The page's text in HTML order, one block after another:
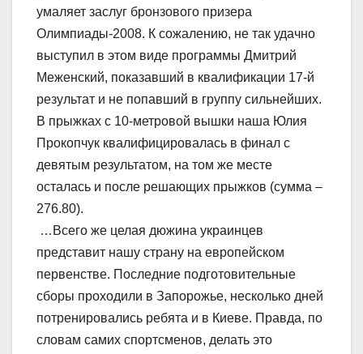
умаляет заслуг бронзового призера
Олимпиады-2008. К сожалению, не так удачно
выступил в этом виде программы Дмитрий
Меженский, показавший в квалификации 17-й
результат и не попавший в группу сильнейших.
В прыжках с 10-метровой вышки наша Юлия
Прокопчук квалифицировалась в финал с
девятым результатом, на том же месте
осталась и после решающих прыжков (сумма –
276.80).
…Всего же целая дюжина украинцев
представит нашу страну на европейском
первенстве. Последние подготовительные
сборы проходили в Запорожье, несколько дней
потренировались ребята и в Киеве. Правда, по
словам самих спортсменов, делать это